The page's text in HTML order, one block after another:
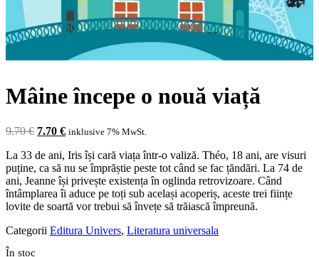
Mâine începe o nouă viață
9.70€ Prețul
a
fost:
9.70 €.
7.70 €Prețul
este:
7.70 €.
inklusive 7% MwSt.
La 33 de ani, Iris își cară viața într-o valiză. Théo, 18 ani, are visuri
puține, ca să nu se împrăștie peste tot când se fac țăndări. La 74 de
ani, Jeanne își privește existența în oglinda retrovizoare. Când
întâmplarea îi aduce pe toți sub același acoperiș, aceste trei ființe
lovite de soartă vor trebui să învețe să trăiască împreună.
Categorii Editura Univers, Literatura universala
În stoc